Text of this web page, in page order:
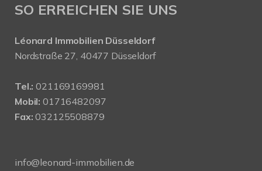
SO ERREICHEN SIE UNS
Léonard Immobilien Düsseldorf
Nordstraße 27, 40477 Düsseldorf
Tel.: 021169169981
Mobil: 01716482097
Fax: 032125508879
info@leonard-immobilien.de